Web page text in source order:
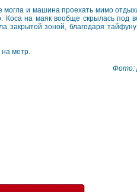
и машина проехать мимо
Коса на маяк вообще скрылась под
закрытой зоной, благодаря
на метр.
Фото: